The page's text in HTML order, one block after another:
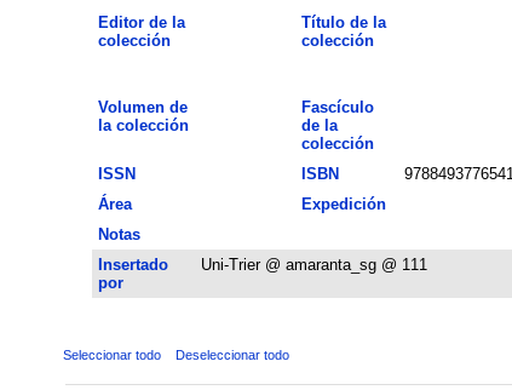
Editor de la
colección
Título de la
colección
Volumen de
la colección
Fascículo
de la
colección
ISSN ISBN 9788493776541
Área
Expedición
Notas
Insertado
por
Uni-Trier @ amaranta_sg @ 111
Seleccionar todo Deseleccionar todo